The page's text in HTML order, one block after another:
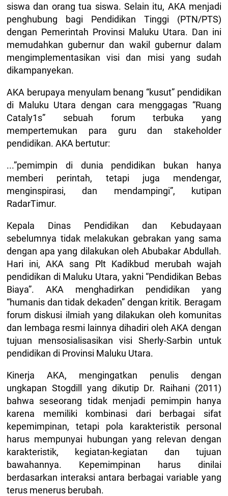
siswa dan orang tua siswa. Selain itu, AKA menjadi
penghubung bagi Pendidikan Tinggi (PTN/PTS)
dengan Pemerintah Provinsi Maluku Utara. Dan ini
memudahkan gubernur dan wakil gubernur dalam
mengimplementasikan visi dan misi yang sudah
dikampanyekan.
AKA berupaya menyulam benang “kusut” pendidikan
di Maluku Utara dengan cara menggagas “Ruang
Cataly1s” sebuah forum terbuka yang
mempertemukan para guru dan stakeholder
pendidikan. AKA bertutur:
...”pemimpin di dunia pendidikan bukan hanya
memberi perintah, tetapi juga mendengar,
menginspirasi, dan mendampingi”, kutipan
RadarTimur.
Kepala Dinas Pendidikan dan Kebudayaan
sebelumnya tidak melakukan gebrakan yang sama
dengan apa yang dilakukan oleh Abubakar Abdullah.
Hari ini, AKA sang Plt Kadikbud merubah wajah
pendidikan di Maluku Utara, yakni “Pendidikan Bebas
Biaya”. AKA menghadirkan pendidikan yang
“humanis dan tidak dekaden” dengan kritik. Beragam
forum diskusi ilmiah yang dilakukan oleh komunitas
dan lembaga resmi lainnya dihadiri oleh AKA dengan
tujuan mensosialisasikan visi Sherly-Sarbin untuk
pendidikan di Provinsi Maluku Utara.
Kinerja AKA, mengingatkan penulis dengan
ungkapan Stogdill yang dikutip Dr. Raihani (2011)
bahwa seseorang tidak menjadi pemimpin hanya
karena memiliki kombinasi dari berbagai sifat
kepemimpinan, tetapi pola karakteristik personal
harus mempunyai hubungan yang relevan dengan
karakteristik, kegiatan-kegiatan dan tujuan
bawahannya. Kepemimpinan harus dinilai
berdasarkan interaksi antara berbagai variable yang
terus menerus berubah.